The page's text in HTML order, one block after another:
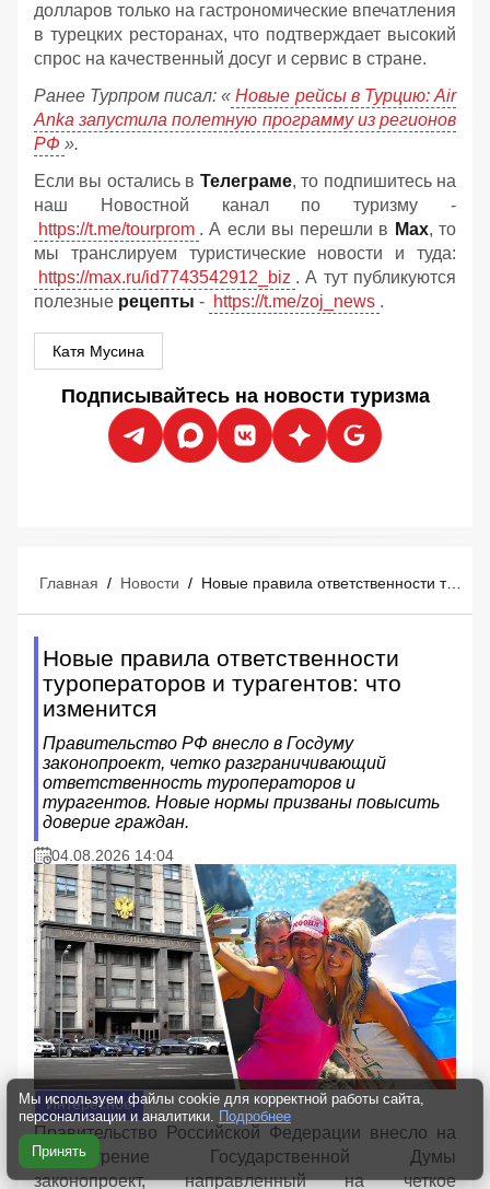
долларов только на гастрономические впечатления
в турецких ресторанах, что подтверждает высокий
спрос на качественный досуг и сервис в стране.
Ранее Турпром писал: « Новые рейсы в Турцию: Air
Anka запустила полетную программу из регионов
РФ ».
Если вы остались в Телеграме, то подпишитесь на
наш Новостной канал по туризму -
https://t.me/tourprom . А если вы перешли в Мах, то
мы транслируем туристические новости и туда:
https://max.ru/id7743542912_biz . А тут публикуются
полезные рецепты - https://t.me/zoj_news .
Катя Мусина
Подписывайтесь на новости туризма
Главная / Новости / Новые правила ответственности туроператоров и турагентов: что изменится
Новые правила ответственности
туроператоров и турагентов: что
изменится
Правительство РФ внесло в Госдуму
законопроект, четко разграничивающий
ответственность туроператоров и
турагентов. Новые нормы призваны повысить
доверие граждан.
04.08.2026 14:04
Интересное
Правительство Российской Федерации внесло на
рассмотрение Государственной Думы
законопроект, направленный на четкое
Мы используем файлы cookie для корректной работы сайта,
персонализации и аналитики. Подробнее
Принять